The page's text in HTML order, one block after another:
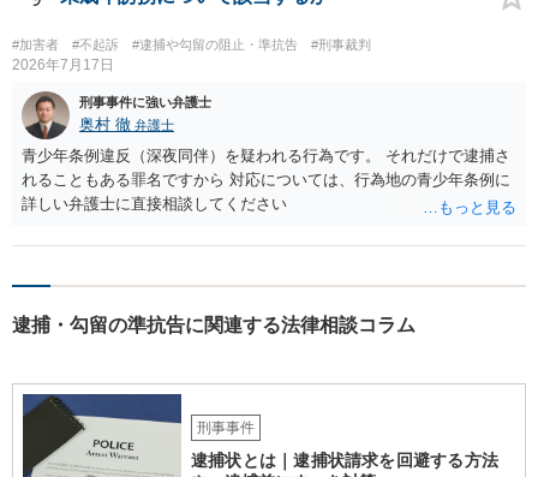
#加害者 #不起訴 #逮捕や勾留の阻止・準抗告 #刑事裁判
2026年7月17日
刑事事件に強い弁護士
奥村 徹 弁護士
青少年条例違反（深夜同伴）を疑われる行為です。 それだけで逮捕さ
れることもある罪名ですから 対応については、行為地の青少年条例に
詳しい弁護士に直接相談してください
逮捕・勾留の準抗告に関連する法律相談コラム
刑事事件
逮捕状とは｜逮捕状請求を回避する方法